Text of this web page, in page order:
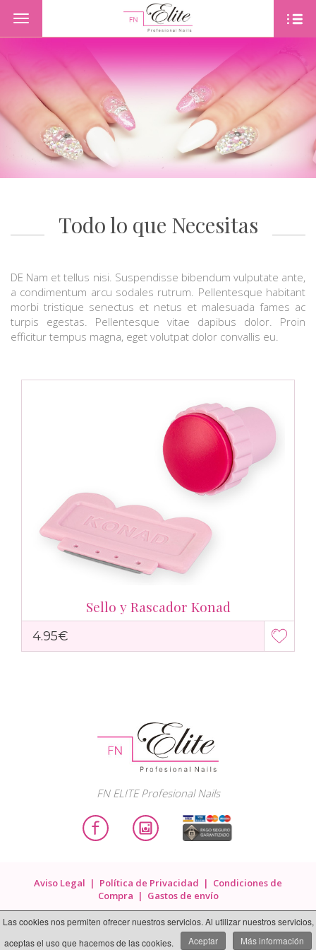
Toggle
navigation
Todo lo que Necesitas
DE Nam et tellus nisi. Suspendisse bibendum vulputate ante,
a condimentum arcu sodales rutrum. Pellentesque habitant
morbi tristique senectus et netus et malesuada fames ac
turpis egestas. Pellentesque vitae dapibus dolor. Proin
efficitur tempus magna, eget volutpat dolor convallis eu.
Sello y Rascador Konad
4.95€
FN ELITE Profesional Nails
Aviso Legal | Política de Privacidad | Condiciones de
Compra | Gastos de envío
2020 Elite Profesional Nails. Todos los derechos reservados.
Web Las Palmas
PRODUKTE
OFERTAS
CONTACTO
NUESTROS SERVICIOS
Las cookies nos permiten ofrecer nuestros servicios. Al utilizar nuestros servicios,
aceptas el uso que hacemos de las cookies.
Aceptar Más información